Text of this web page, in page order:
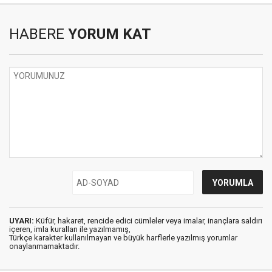
HABERE YORUM KAT
UYARI: Küfür, hakaret, rencide edici cümleler veya imalar, inançlara saldırı
içeren, imla kuralları ile yazılmamış,
Türkçe karakter kullanılmayan ve büyük harflerle yazılmış yorumlar
onaylanmamaktadır.